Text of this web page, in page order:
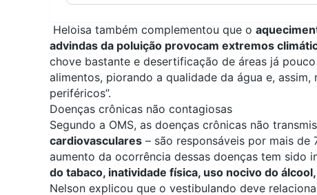
Heloisa também complementou que o
advindas da poluição provocam extremos
chove bastante e desertificação de áreas já
alimentos, piorando a qualidade da água e,
periféricos”.
Doenças crônicas não contagiosas
Segundo a OMS, as doenças crônicas não
cardiovasculares – são responsáveis por mais de
aumento da ocorrência dessas doenças tem sido
do tabaco, inatividade física, uso nocivo do
Nelson explicou que o vestibulando deve